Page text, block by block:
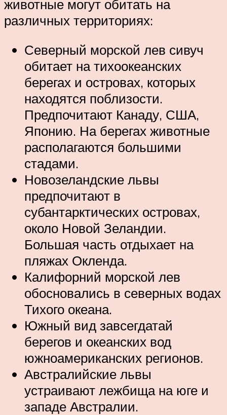
животные могут обитать на
различных территориях:
Северный морской лев сивуч
обитает на тихоокеанских
берегах и островах, которых
находятся поблизости.
Предпочитают Канаду, США,
Японию. На берегах животные
располагаются большими
стадами.
Новозеландские львы
предпочитают в
субантарктических островах,
около Новой Зеландии.
Большая часть отдыхает на
пляжах Окленда.
Калифорний морской лев
обосновались в северных водах
Тихого океана.
Южный вид завсегдатай
берегов и океанских вод
южноамериканских регионов.
Австралийские львы
устраивают лежбища на юге и
западе Австралии.